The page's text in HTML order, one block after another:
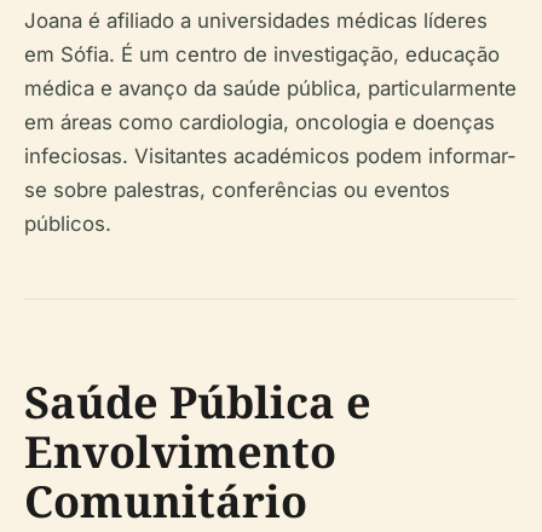
Joana é afiliado a universidades médicas líderes
em Sófia. É um centro de investigação, educação
médica e avanço da saúde pública, particularmente
em áreas como cardiologia, oncologia e doenças
infeciosas. Visitantes académicos podem informar-
se sobre palestras, conferências ou eventos
públicos.
Saúde Pública e
Envolvimento
Comunitário